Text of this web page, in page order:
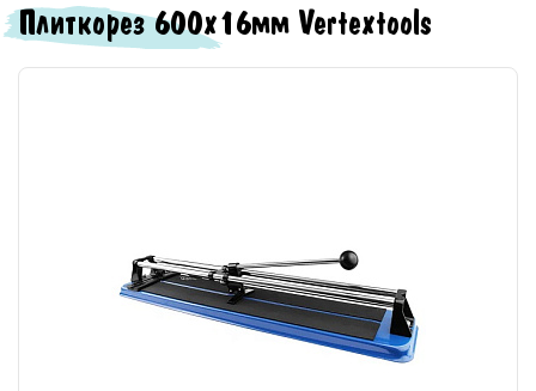
Плиткорез 600х16мм Vertextools